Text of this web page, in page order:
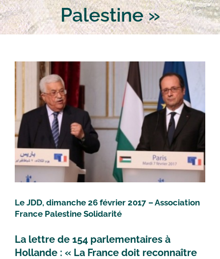
Contact
Palestine »
Voir
l'image
agrandie
Le JDD, dimanche 26 février 2017 – Association
France Palestine Solidarité
La lettre de 154 parlementaires à
Hollande : « La France doit reconnaître